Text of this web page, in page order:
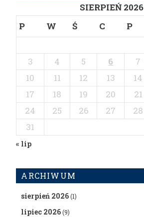
SIERPIEŃ 2026
P
W Ś C P
3
4 5 6 7
10
11 12 13 14
17
18 19 20 21
24
25 26 27 28
31
« lip
ARCHIWUM
sierpień 2026(1)
lipiec 2026(9)